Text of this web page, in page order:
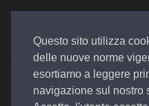
Questo sito utilizza
delle nuove norme
esortiamo a leggere
navigazione sul nostro
Cookie|Privacy Law|Azienda